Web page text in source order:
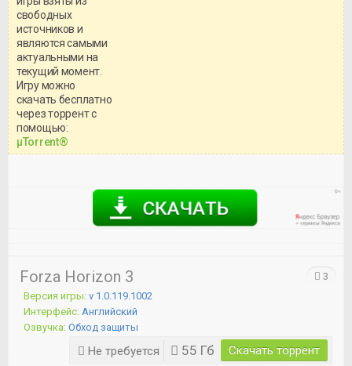
системными требованиями и
свободных
источников и
являются самыми
актуальными на
текущий момент.
Игру можно
скачать бесплатно
через торрент с
помощью:
μTorrent®
Forza Horizon 3
Версия игры: v 1.0.119.1002
Интерфейс: Английский
Озвучка: Обход защиты
Не требуется 55 Гб Скачать торрент
3